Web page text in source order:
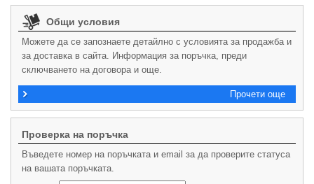
Общи условия
Можете да се запознаете детайлно с условията за продажба и
за доставка в сайта. Информация за поръчка, преди
сключването на договора и още.
Прочети още
Проверка на поръчка
Въведете номер на поръчката и email за да проверите статуса
на вашата поръчката.